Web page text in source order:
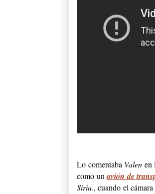
Lo comentaba Valen en
como unavión de
Siria., cuando el